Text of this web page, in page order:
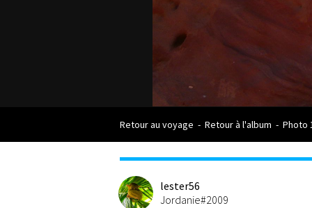
Retour au voyage - Retour à l'album - Photo
lester56
Jordanie#2009